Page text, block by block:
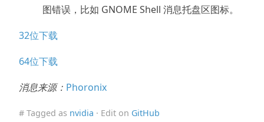
图错误，比如 GNOME Shell 消息托盘区图标。
32位下载
64位下载
消息来源： Phoronix
# Tagged as nvidia · Edit on GitHub